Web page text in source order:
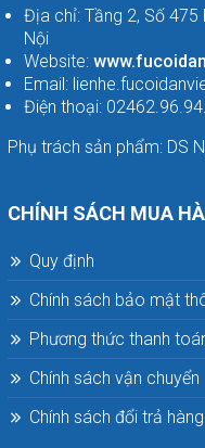
Địa chỉ: Tầng 2, Số 475
Nội
Website:
Email:
Điện thoại:
Phụ trách sản phẩm: DS
CHÍNH SÁCH MUA
Quy định
Chính sách bảo mật
Phương thức thanh
Chính sách vận chuyển
Chính sách đổi trả hàng